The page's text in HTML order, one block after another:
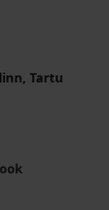
Tartu